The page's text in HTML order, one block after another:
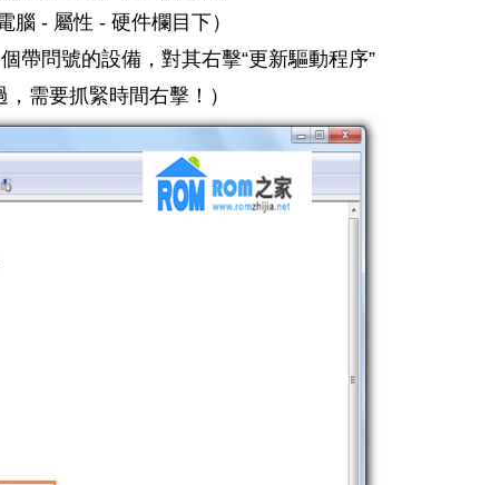
- 屬性 - 硬件欄目下）
問號的設備，對其右擊“更新驅動程序”
需要抓緊時間右擊！）